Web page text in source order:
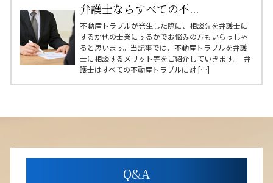
弁護士ならすべての不...
不動産トラブルが発生した際に、相談先を弁護士に
するか他の士業にするかでお悩みの方もいらっしゃ
ると思います。当記事では、不動産トラブルを弁護
士に相談するメリット等をご紹介していきます。 弁
護士はすべての不動産トラブルに対 […]
Q&A